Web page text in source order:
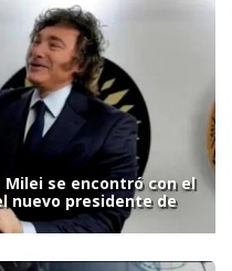
Milei se encontró con el
nuevo presidente de